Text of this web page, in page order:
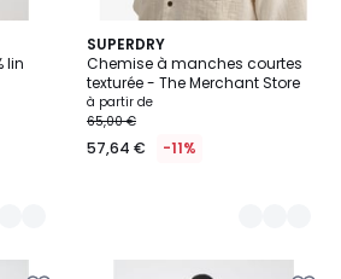
lin
SUPERDRY
Chemise à manches courtes
texturée - The Merchant Store
à partir de
65,00 €
57,64 € -11%
3
Couleurs